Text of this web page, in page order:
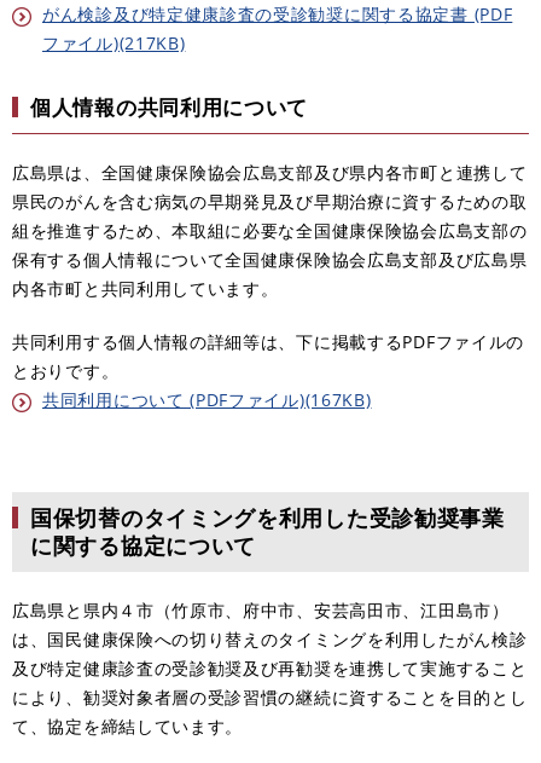
がん検診及び特定健康診査の受診勧奨に関する協定書 (PDF
ファイル)(217KB)
個人情報の共同利用について
広島県は、全国健康保険協会広島支部及び県内各市町と連携して
県民のがんを含む病気の早期発見及び早期治療に資するための取
組を推進するため、本取組に必要な全国健康保険協会広島支部の
保有する個人情報について全国健康保険協会広島支部及び広島県
内各市町と共同利用しています。
共同利用する個人情報の詳細等は、下に掲載するPDFファイルの
とおりです。
共同利用について (PDFファイル)(167KB)
国保切替のタイミングを利用した受診勧奨事業
に関する協定について
広島県と県内４市（竹原市、府中市、安芸高田市、江田島市）
は、国民健康保険への切り替えのタイミングを利用したがん検診
及び特定健康診査の受診勧奨及び再勧奨を連携して実施すること
により、勧奨対象者層の受診習慣の継続に資することを目的とし
て、協定を締結しています。